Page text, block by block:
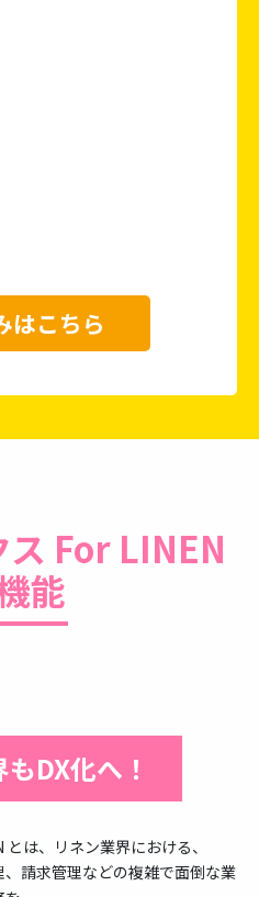
はこちら
For LINEN
能
DX化へ！
は、リネン業界における、
請求管理などの複雑で面倒な業